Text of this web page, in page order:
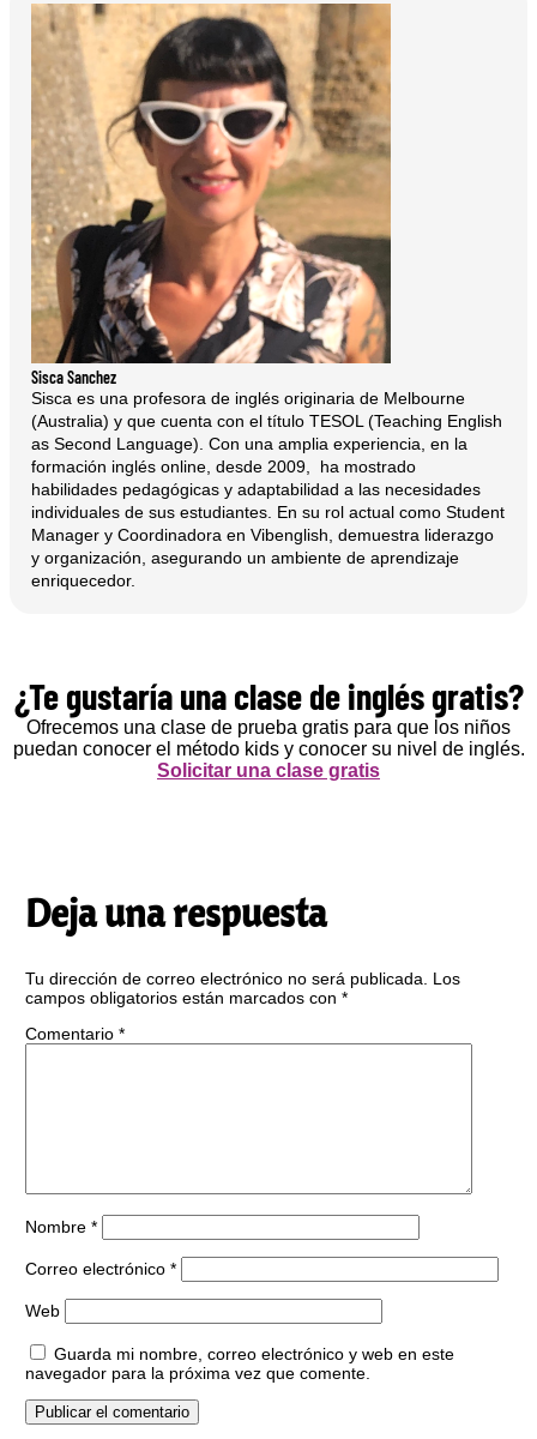
Sisca Sanchez
Sisca es una profesora de inglés originaria de Melbourne
(Australia) y que cuenta con el título TESOL (Teaching English
as Second Language). Con una amplia experiencia, en la
formación inglés online, desde 2009, ha mostrado
habilidades pedagógicas y adaptabilidad a las necesidades
individuales de sus estudiantes. En su rol actual como Student
Manager y Coordinadora en Vibenglish, demuestra liderazgo
y organización, asegurando un ambiente de aprendizaje
enriquecedor.
¿Te gustaría una clase de inglés gratis?
Ofrecemos una clase de prueba gratis para que los niños
puedan conocer el método kids y conocer su nivel de inglés.
Solicitar una clase gratis
Deja una respuesta
Tu dirección de correo electrónico no será publicada.
Los
campos obligatorios están marcados con *
Comentario *
Nombre *
Correo electrónico *
Web
Guarda mi nombre, correo electrónico y web en este
navegador para la próxima vez que comente.